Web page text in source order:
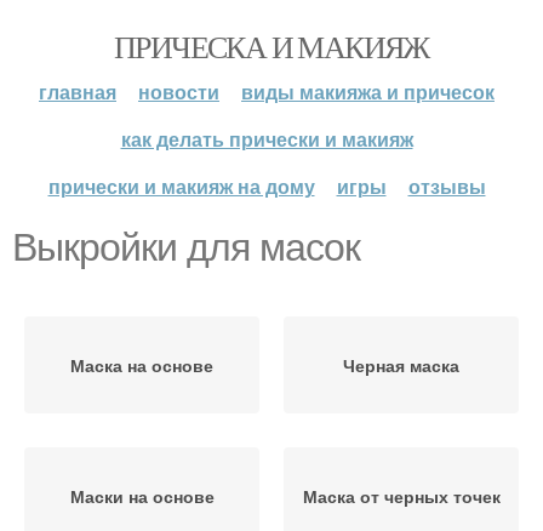
ПРИЧЕСКА И МАКИЯЖ
главная новости
виды макияжа и причесок
как делать прически и макияж
прически и макияж на дому
игры отзывы
Выкройки для масок
Маска на основе Черная маска
Маски на основе Маска от черных точек